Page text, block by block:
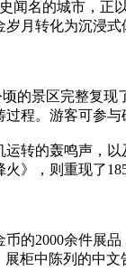
名的城市，
月转化为沉浸
的景区完整复
程。游客可参
转的轰鸣声
》，则重现了
的2000余件展
柜中陈列的中